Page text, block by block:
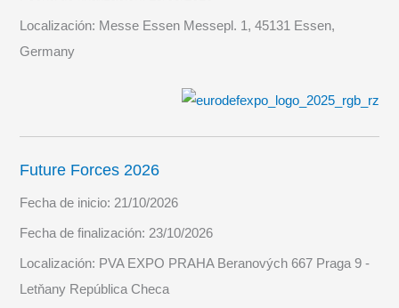
Localización: Messe Essen Messepl. 1, 45131 Essen,
Germany
Future Forces 2026
Fecha de inicio: 21/10/2026
Fecha de finalización: 23/10/2026
Localización: PVA EXPO PRAHA Beranových 667 Praga 9 -
Letňany República Checa